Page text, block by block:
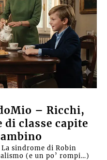
– Ricchi,
di classe capite
sindrome di Robin
(e un po’ rompi…)